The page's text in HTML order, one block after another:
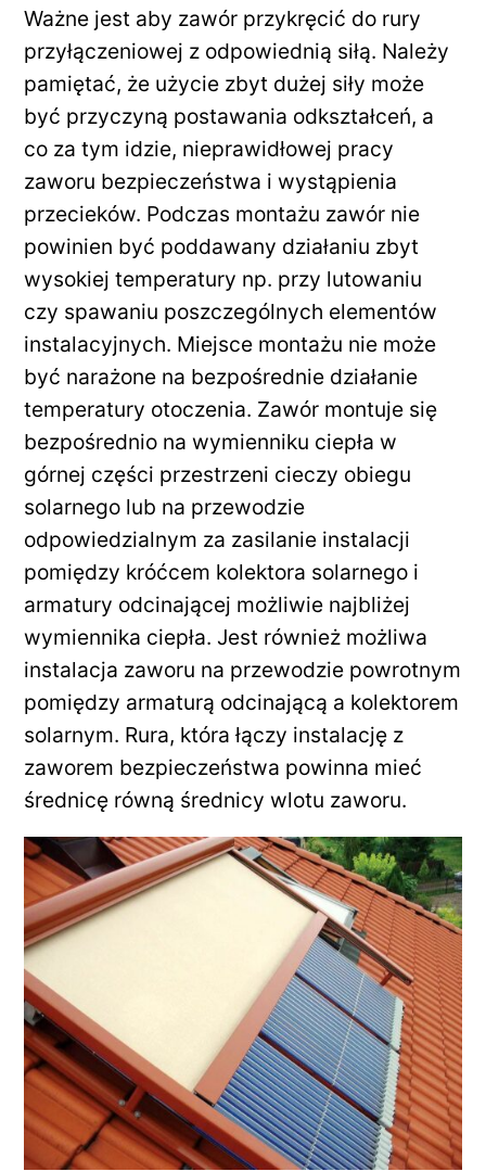
Ważne jest aby zawór przykręcić do rury
przyłączeniowej z odpowiednią siłą. Należy
pamiętać, że użycie zbyt dużej siły może
być przyczyną postawania odkształceń, a
co za tym idzie, nieprawidłowej pracy
zaworu bezpieczeństwa i wystąpienia
przecieków. Podczas montażu zawór nie
powinien być poddawany działaniu zbyt
wysokiej temperatury np. przy lutowaniu
czy spawaniu poszczególnych elementów
instalacyjnych. Miejsce montażu nie może
być narażone na bezpośrednie działanie
temperatury otoczenia. Zawór montuje się
bezpośrednio na wymienniku ciepła w
górnej części przestrzeni cieczy obiegu
solarnego lub na przewodzie
odpowiedzialnym za zasilanie instalacji
pomiędzy króćcem kolektora solarnego i
armatury odcinającej możliwie najbliżej
wymiennika ciepła. Jest również możliwa
instalacja zaworu na przewodzie powrotnym
pomiędzy armaturą odcinającą a kolektorem
solarnym. Rura, która łączy instalację z
zaworem bezpieczeństwa powinna mieć
średnicę równą średnicy wlotu zaworu.